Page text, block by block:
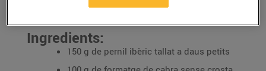
Ingredients:
150 g de pernil ibèric tallat a daus petits